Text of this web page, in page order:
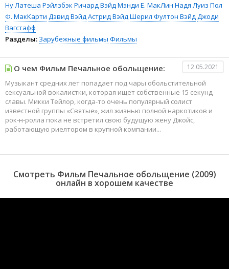
НуЛатеша Рэйлзбэк Ричард ВэйдМэнди Е. МакЛин Надя Луиз Пол
Ф. МакКарти Дэвид ВэйдАстрид ВэйдШерил Фултон ВэйдДжоди
Вагстафф
Разделы: Зарубежные фильмы Фильмы
О чем Фильм Печальное обольщение: 12.05.2021
Музыкант средних лет попадает под чары обольстительной
сексуальной вокалистки, которая ищет собственные 15 секунд
славы. Микки Тейлор, когда-то очень популярный солист
известной группы «Святые», жил жизнью полной наркотиков и
рок-н-ролла пока не встретил свою будущую жену Джойс,
работающую риелтором в крупной компании...
Смотреть Фильм Печальное обольщение (2009)
онлайн в хорошем качестве